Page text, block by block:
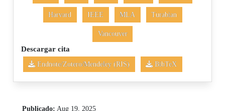
Harvard IEEE MLA Turabian
Vancouver
Descargar cita
Endnote/Zotero/Mendeley (RIS) BibTeX
Publicado: Aug 19, 2025